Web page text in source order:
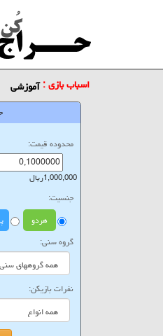
اسباب بازی :آموزشی
محدوده قیمت:
1,000,000ریال
جنسیت:
هردو
گروه سنی:
نفرات بازیکن: